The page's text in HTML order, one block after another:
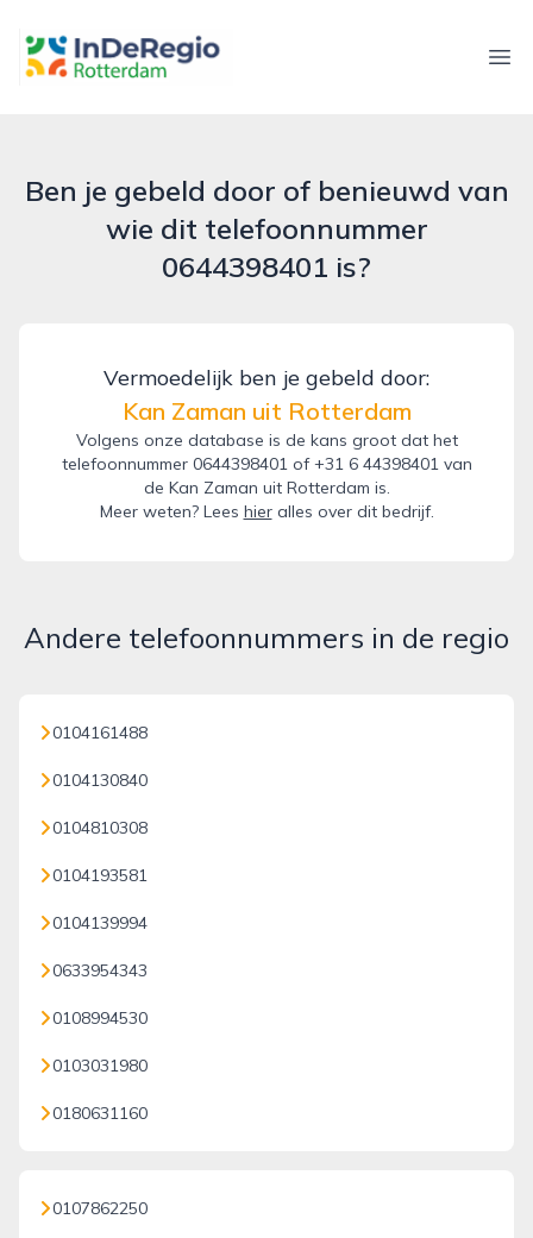
inderegiorotterdam.nl
Ben je gebeld door of benieuwd van
wie dit telefoonnummer
0644398401 is?
Vermoedelijk ben je gebeld door:
Kan Zaman uit Rotterdam
Volgens onze database is de kans groot dat het
telefoonnummer 0644398401 of +31 6 44398401 van
de Kan Zaman uit Rotterdam is.
Meer weten? Lees hieralles over dit bedrijf.
Andere telefoonnummers in de regio
0104161488
0104130840
0104810308
0104193581
0104139994
0633954343
0108994530
0103031980
0180631160
0107862250